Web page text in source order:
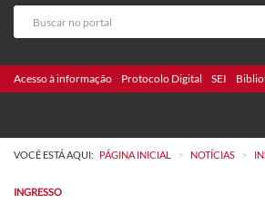
Acesso à informação Protocolo Digital SEI
VOCÊ ESTÁ AQUI: PÁGINA INICIAL > NOTÍCIAS >
INGRESSO